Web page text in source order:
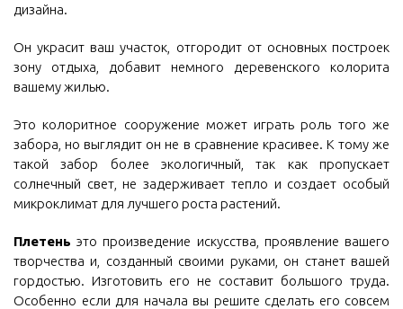
дизайна.
Он украсит ваш участок, отгородит от основных построек
зону отдыха, добавит немного деревенского колорита
вашему жилью.
Это колоритное сооружение может играть роль того же
забора, но выглядит он не в сравнение красивее. К тому же
такой забор более экологичный, так как пропускает
солнечный свет, не задерживает тепло и создает особый
микроклимат для лучшего роста растений.
Плетень это произведение искусства, проявление вашего
творчества и, созданный своими руками, он станет вашей
гордостью. Изготовить его не составит большого труда.
Особенно если для начала вы решите сделать его совсем